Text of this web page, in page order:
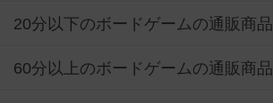
20分以下のボードゲームの通販商品
60分以上のボードゲームの通販商品